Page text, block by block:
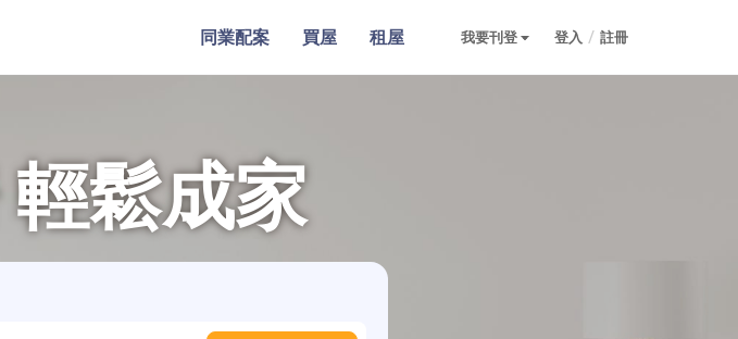
同業配案 買屋 租屋 我要刊登 登入 / 註冊
輕鬆成家